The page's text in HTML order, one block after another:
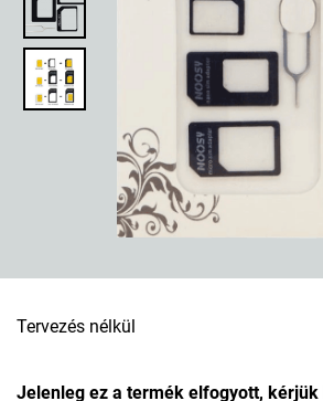
Tervezés nélkül
Jelenleg ez a termék elfogyott, kérjük